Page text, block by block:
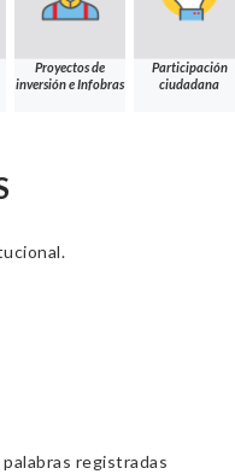
Proyectos de
inversión e Infobras
Participación
ciudadana
registradas